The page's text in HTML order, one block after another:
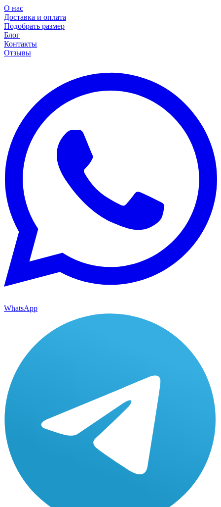
О нас
Доставка и оплата
Подобрать размер
Блог
Контакты
Отзывы
WhatsApp